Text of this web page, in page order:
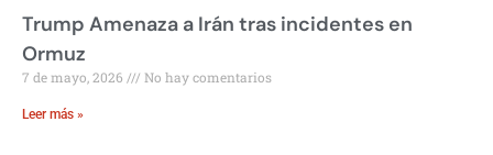
Trump Amenaza a Irán tras incidentes en
Ormuz
7 de mayo, 2026 No hay comentarios
Leer más »